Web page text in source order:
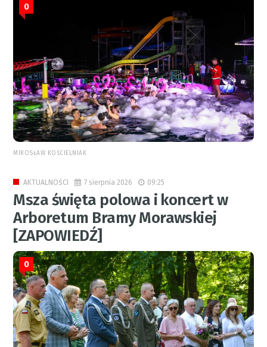
0
MIROSŁAW KOŚCIELNIAK
AKTUALNOŚCI 7 sierpnia 2026 09:25
Msza święta polowa i koncert w
Arboretum Bramy Morawskiej
[ZAPOWIEDŹ]
0